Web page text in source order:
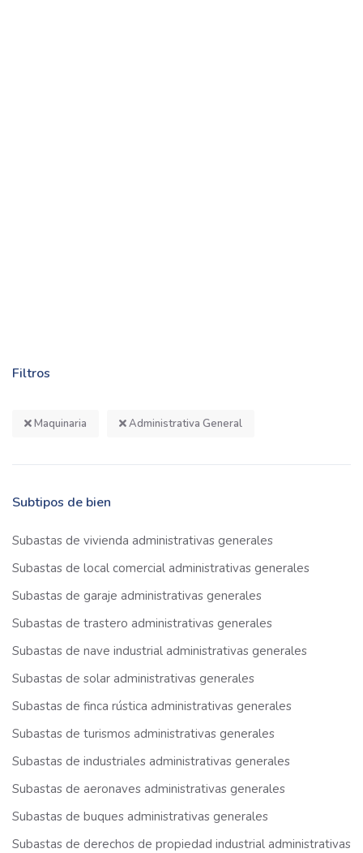
Filtros
Maquinaria Administrativa General
Subtipos de bien
Subastas de vivienda administrativas generales
Subastas de local comercial administrativas generales
Subastas de garaje administrativas generales
Subastas de trastero administrativas generales
Subastas de nave industrial administrativas generales
Subastas de solar administrativas generales
Subastas de finca rústica administrativas generales
Subastas de turismos administrativas generales
Subastas de industriales administrativas generales
Subastas de aeronaves administrativas generales
Subastas de buques administrativas generales
Subastas de derechos de propiedad industrial administrativas